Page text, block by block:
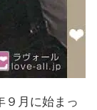
９月に始まっ